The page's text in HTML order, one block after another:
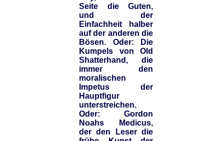
Seite die Guten,
und der
Einfachheit halber
auf der anderen die
Bösen. Oder: Die
Kumpels von Old
Shatterhand, die
immer den
moralischen
Impetus der
Hauptfigur
unterstreichen.
Oder: Gordon
Noahs Medicus,
der den Leser die